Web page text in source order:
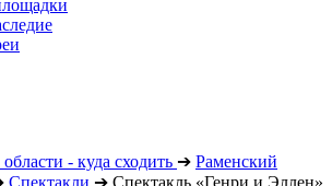
- куда сходить ➔ Раменский
Спектакли ➔ Спектакль «Генри и Эллен»